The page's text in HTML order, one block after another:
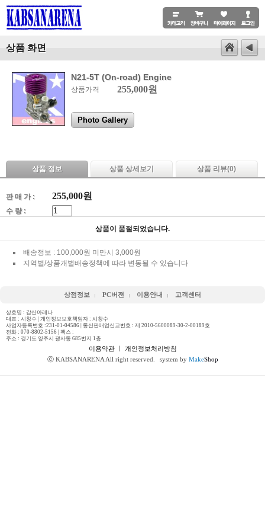
상품 화면
N21-5T (On-road) Engine
상품가격 255,000원
Photo Gallery
상품 정보 상품 상세보기 상품 리뷰(0)
판 매 가 : 255,000원
수 량 :
상품이 품절되었습니다.
배송정보 : 100,000원 미만시 3,000원
지역별/상품개별배송정책에 따라 변동될 수 있습니다
상점정보 PC버젼 이용안내 고객센터
상호명 : 갑산아레나
대표 : 시창수 | 개인정보보호책임자 : 시창수
사업자등록번호 :231-01-04586 | 통신판매업신고번호 : 제 2010-5600089-30-2-00189호
전화 : 070-8802-5156 | 팩스 :
주소 : 경기도 양주시 광사동 685번지 1층
이용약관ㅣ 개인정보처리방침
ⓒ KABSANARENA All right reserved.
system by MakeShop